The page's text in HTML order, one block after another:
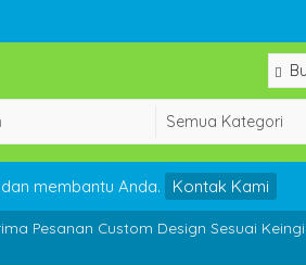
membantu Anda. Kontak Kami
Pesanan Custom Design Sesuai